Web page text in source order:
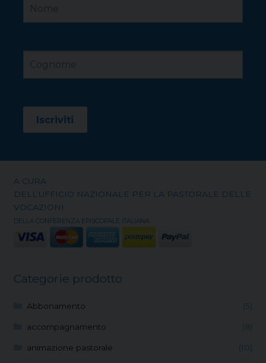
A CURA
DELL’UFFICIO NAZIONALE PER LA PASTORALE DELLE
VOCAZIONI
DELLA CONFERENZA EPISCOPALE ITALIANA
Categorie prodotto
Abbonamento (5)
accompagnamento (8)
animazione pastorale (10)